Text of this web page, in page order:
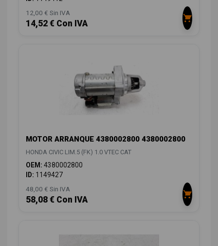
12,00 € Sin IVA
14,52 € Con IVA
MOTOR ARRANQUE 4380002800 4380002800
HONDA CIVIC LIM.5 (FK) 1.0 VTEC CAT
OEM: 4380002800
ID: 1149427
48,00 € Sin IVA
58,08 € Con IVA